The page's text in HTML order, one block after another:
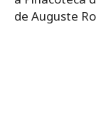
de Auguste